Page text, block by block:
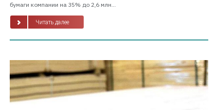
бумаги компании на 35% до 2,6 млн...
Читать далее